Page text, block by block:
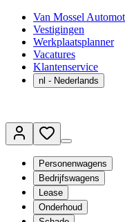
Van Mossel
Vestigingen
Werkplaatsplanner
Vacatures
Klantenservice
nl - Nederlands
Personenwagens
Bedrijfswagens
Lease
Onderhoud